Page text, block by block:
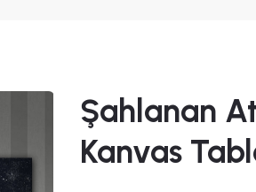
Şahlanan
Kanvas